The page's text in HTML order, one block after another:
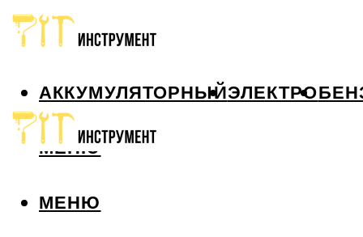
АККУМУЛЯТОРНЫЙЭЛЕКТРО
МЕНЮ
МЕНЮ